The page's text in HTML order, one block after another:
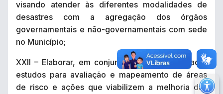
visando atender às diferentes modalidades de
desastres com a agregação dos órgãos
governamentais e não-governamentais com sede
no Município;
XXII – Elaborar, em conjunto com a comunidade,
estudos para avaliação e mapeamento de áreas
de risco e ações que viabilizem a melhoria das